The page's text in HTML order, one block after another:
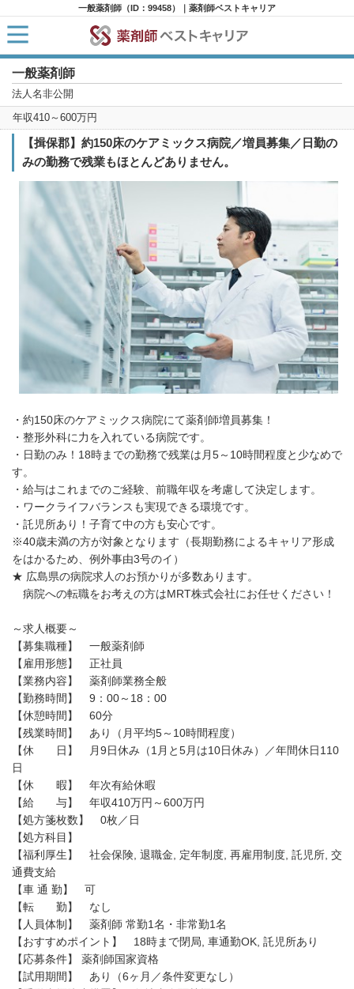
一般薬剤師（ID：99458）｜薬剤師ベストキャリア
一般薬剤師
法人名非公開
年収410～600万円
【揖保郡】約150床のケアミックス病院／増員募集／日勤の
みの勤務で残業もほとんどありません。
・約150床のケアミックス病院にて薬剤師増員募集！
・整形外科に力を入れている病院です。
・日勤のみ！18時までの勤務で残業は月5～10時間程度と少なめで
す。
・給与はこれまでのご経験、前職年収を考慮して決定します。
・ワークライフバランスも実現できる環境です。
・託児所あり！子育て中の方も安心です。
※40歳未満の方が対象となります（長期勤務によるキャリア形成
をはかるため、例外事由3号のイ）
★ 広島県の病院求人のお預かりが多数あります。
病院への転職をお考えの方はMRT株式会社にお任せください！
～求人概要～
【募集職種】 一般薬剤師
【雇用形態】 正社員
【業務内容】 薬剤師業務全般
【勤務時間】 9：00～18：00
【休憩時間】 60分
【残業時間】 あり（月平均5～10時間程度）
【休 日】 月9日休み（1月と5月は10日休み）／年間休日110
日
【休 暇】 年次有給休暇
【給 与】 年収410万円～600万円
【処方箋枚数】 0枚／日
【処方科目】
【福利厚生】 社会保険, 退職金, 定年制度, 再雇用制度, 託児所, 交
通費支給
【車 通 勤】 可
【転 勤】 なし
【人員体制】 薬剤師 常勤1名・非常勤1名
【おすすめポイント】 18時まで閉局, 車通勤OK, 託児所あり
【応募条件】 薬剤師国家資格
【試用期間】 あり（6ヶ月／条件変更なし）
HOME
求人検索
新着求人
求人ランキング
キャリアアドバイザー紹介
コラム
転職支援サービスに申し込む